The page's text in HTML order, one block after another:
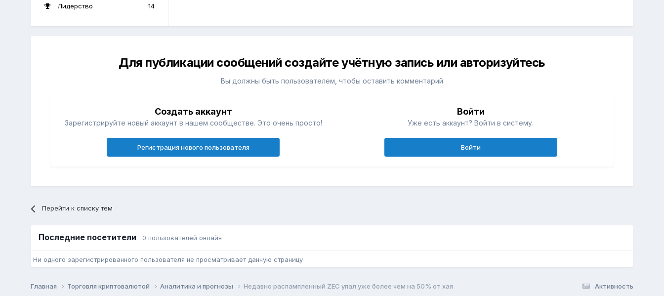
Лидерство 14
Для публикации сообщений создайте учётную запись или авторизуйтесь
Вы должны быть пользователем, чтобы оставить комментарий
Создать аккаунт
Зарегистрируйте новый аккаунт в нашем сообществе. Это очень просто!
Регистрация нового пользователя
Войти
Уже есть аккаунт? Войти в систему.
Войти
Перейти к списку тем
Последние посетители 0 пользователей онлайн
Ни одного зарегистрированного пользователя не просматривает данную страницу
Активность
Главная Торговля криптовалютой Аналитика и прогнозы Недавно распампленный ZEC упал уже более чем на 50% от хая